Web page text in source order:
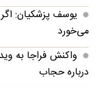
یوسف پزشکیان:
می‌خورد
واکنش فراجا به
درباره حجاب